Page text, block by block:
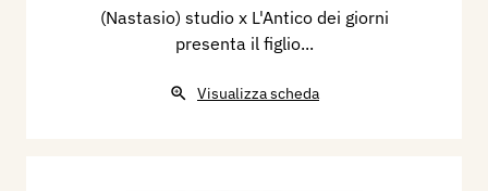
(Nastasio) studio x L'Antico dei giorni
presenta il figlio...
Visualizza scheda